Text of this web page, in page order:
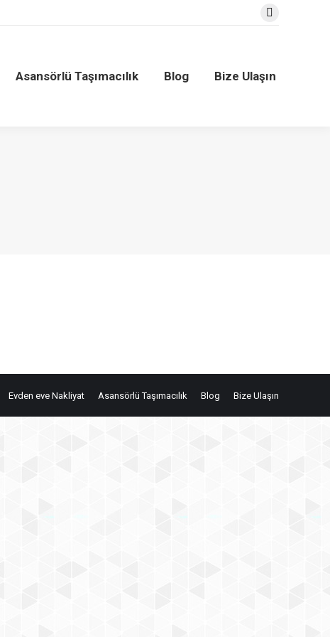
Facebook
Asansörlü Taşımacılık Blog Bize Ulaşın
Evden eve Nakliyat Asansörlü Taşımacılık Blog Bize Ulaşın
Blog Bize Ulaşın